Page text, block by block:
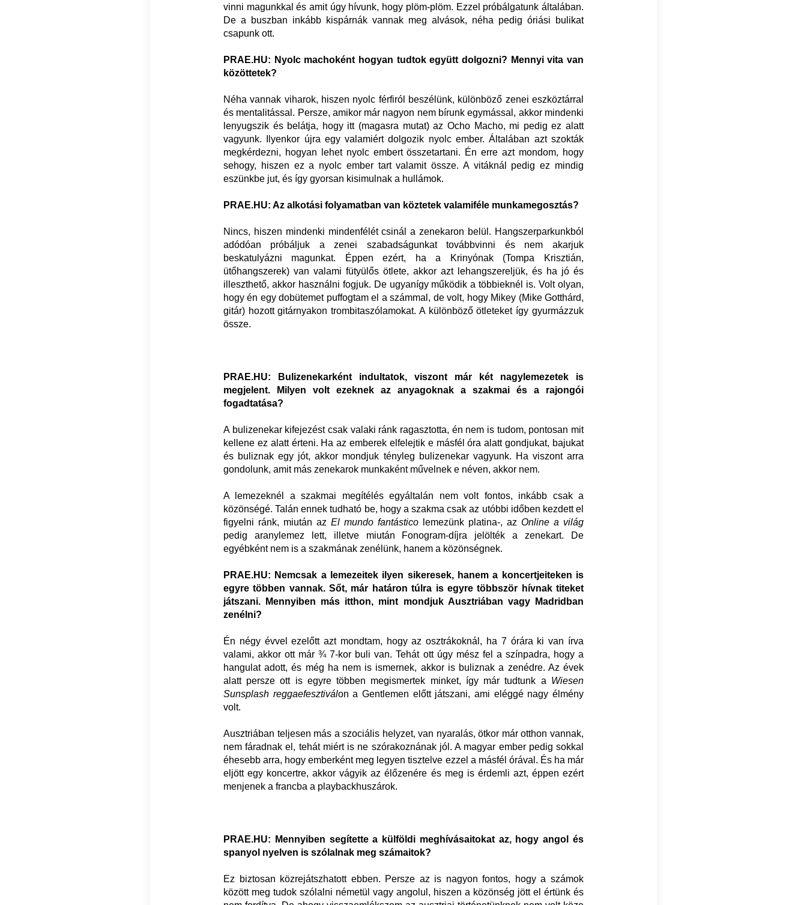
vinni magunkkal és amit úgy hívunk, hogy plöm-plöm. Ezzel próbálgatunk általában.
De a buszban inkább kispárnák vannak meg alvások, néha pedig óriási bulikat
csapunk ott.
PRAE.HU: Nyolc machoként hogyan tudtok együtt dolgozni? Mennyi vita van
közöttetek?
Néha vannak viharok, hiszen nyolc férfiról beszélünk, különböző zenei eszköztárral
és mentalitással. Persze, amikor már nagyon nem bírunk egymással, akkor mindenki
lenyugszik és belátja, hogy itt (magasra mutat) az Ocho Macho, mi pedig ez alatt
vagyunk. Ilyenkor újra egy valamiért dolgozik nyolc ember. Általában azt szokták
megkérdezni, hogyan lehet nyolc embert összetartani. Én erre azt mondom, hogy
sehogy, hiszen ez a nyolc ember tart valamit össze. A vitáknál pedig ez mindig
eszünkbe jut, és így gyorsan kisimulnak a hullámok.
PRAE.HU: Az alkotási folyamatban van köztetek valamiféle munkamegosztás?
Nincs, hiszen mindenki mindenfélét csinál a zenekaron belül. Hangszerparkunkból
adódóan próbáljuk a zenei szabadságunkat továbbvinni és nem akarjuk
beskatulyázni magunkat. Éppen ezért, ha a Krinyónak (Tompa Krisztián,
ütőhangszerek) van valami fütyülős ötlete, akkor azt lehangszereljük, és ha jó és
illeszthető, akkor használni fogjuk. De ugyanígy működik a többieknél is. Volt olyan,
hogy én egy dobütemet puffogtam el a számmal, de volt, hogy Mikey (Mike Gotthárd,
gitár) hozott gitárnyakon trombitaszólamokat. A különböző ötleteket így gyurmázzuk
össze.
PRAE.HU: Bulizenekarként indultatok, viszont már két nagylemezetek is
megjelent. Milyen volt ezeknek az anyagoknak a szakmai és a rajongói
fogadtatása?
A bulizenekar kifejezést csak valaki ránk ragasztotta, én nem is tudom, pontosan mit
kellene ez alatt érteni. Ha az emberek elfelejtik e másfél óra alatt gondjukat, bajukat
és buliznak egy jót, akkor mondjuk tényleg bulizenekar vagyunk. Ha viszont arra
gondolunk, amit más zenekarok munkaként művelnek e néven, akkor nem.
A lemezeknél a szakmai megítélés egyáltalán nem volt fontos, inkább csak a
közönségé. Talán ennek tudható be, hogy a szakma csak az utóbbi időben kezdett el
figyelni ránk, miután az El mundo fantásticolemezünk platina-, az Online a világ
pedig aranylemez lett, illetve miután Fonogram-díjra jelölték a zenekart. De
egyébként nem is a szakmának zenélünk, hanem a közönségnek.
PRAE.HU: Nemcsak a lemezeitek ilyen sikeresek, hanem a koncertjeiteken is
egyre többen vannak. Sőt, már határon túlra is egyre többször hívnak titeket
játszani. Mennyiben más itthon, mint mondjuk Ausztriában vagy Madridban
zenélni?
Én négy évvel ezelőtt azt mondtam, hogy az osztrákoknál, ha 7 órára ki van írva
valami, akkor ott már ¾ 7-kor buli van. Tehát ott úgy mész fel a színpadra, hogy a
hangulat adott, és még ha nem is ismernek, akkor is buliznak a zenédre. Az évek
alatt persze ott is egyre többen megismertek minket, így már tudtunk a Wiesen
Sunsplash reggaefesztiválon a Gentlemen előtt játszani, ami eléggé nagy élmény
volt.
Ausztriában teljesen más a szociális helyzet, van nyaralás, ötkor már otthon vannak,
nem fáradnak el, tehát miért is ne szórakoznának jól. A magyar ember pedig sokkal
éhesebb arra, hogy emberként meg legyen tisztelve ezzel a másfél órával. És ha már
eljött egy koncertre, akkor vágyik az élőzenére és meg is érdemli azt, éppen ezért
menjenek a francba a playbackhuszárok.
PRAE.HU: Mennyiben segítette a külföldi meghívásaitokat az, hogy angol és
spanyol nyelven is szólalnak meg számaitok?
Ez biztosan közrejátszhatott ebben. Persze az is nagyon fontos, hogy a számok
között meg tudok szólalni németül vagy angolul, hiszen a közönség jött el értünk és